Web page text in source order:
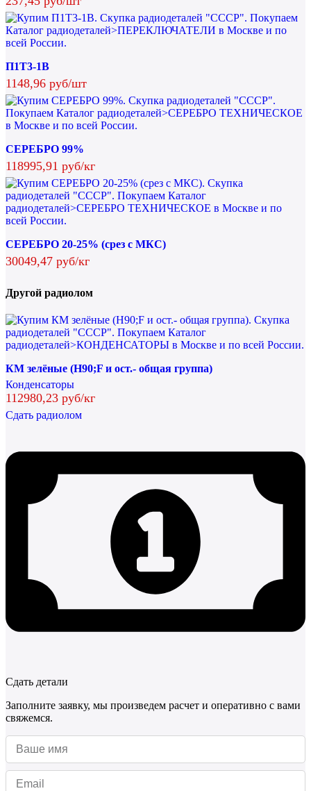
П1Т3-1В
1148,96 руб/шт
СЕРЕБРО 99%
118995,91 руб/кг
СЕРЕБРО 20-25% (срез с МКС)
30049,47 руб/кг
Другой радиолом
КМ зелёные (H90;F и ост.- общая группа)
Конденсаторы
112980,23 руб/кг
Сдать радиолом
Сдать детали
Заполните заявку, мы произведем расчет и оперативно с вами
свяжемся.